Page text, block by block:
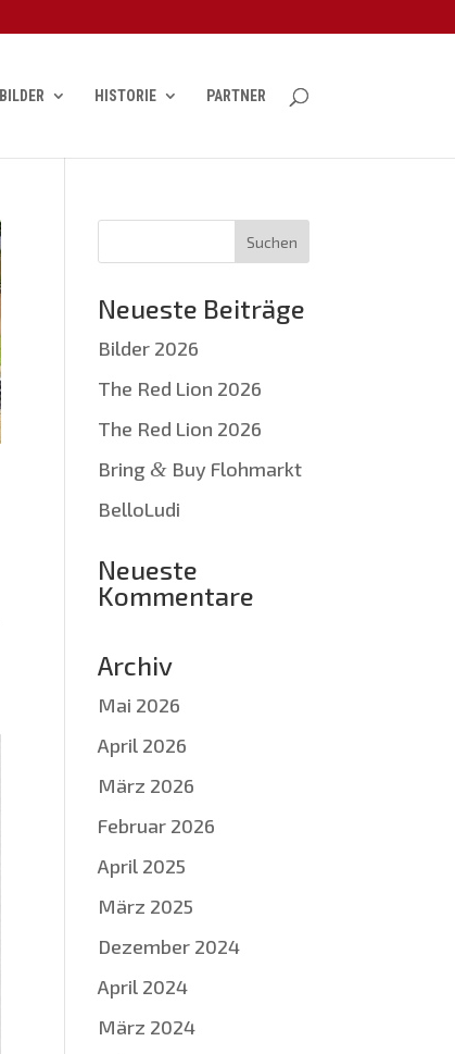
BILDER HISTORIE PARTNER
Neueste Beiträge
Bilder 2026
The Red Lion 2026
The Red Lion 2026
Bring & Buy Flohmarkt
BelloLudi
Neueste
Kommentare
Archiv
Mai 2026
April 2026
März 2026
Februar 2026
April 2025
März 2025
Dezember 2024
April 2024
März 2024